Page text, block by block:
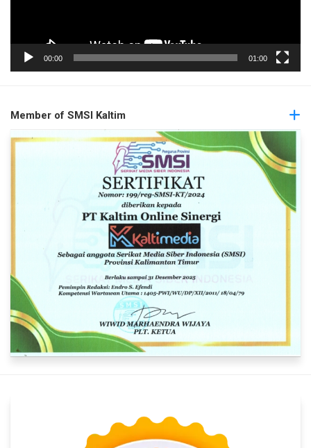
00:00 01:00
Member of SMSI Kaltim